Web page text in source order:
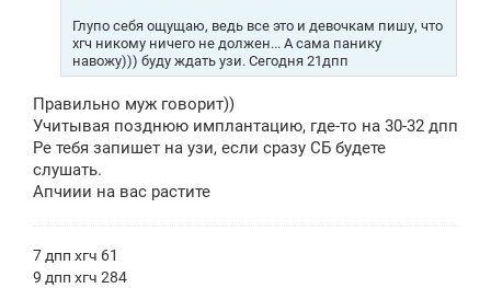
Глупо себя ощущаю, ведь все это и девочкам пишу, что
хгч никому ничего не должен... А сама панику
навожу))) буду ждать узи. Сегодня 21дпп
Правильно муж говорит))
Учитывая позднюю имплантацию, где-то на 30-32 дпп
Ре тебя запишет на узи, если сразу СБ будете
слушать.
Апчиии на вас растите
7 дпп хгч 61
9 дпп хгч 284